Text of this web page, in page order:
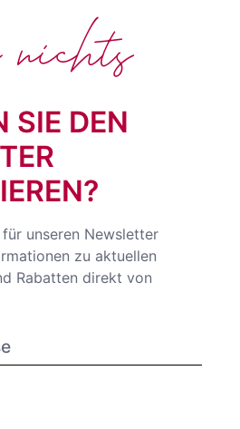
SIE DEN
unseren Newsletter
zu aktuellen
Rabatten direkt von